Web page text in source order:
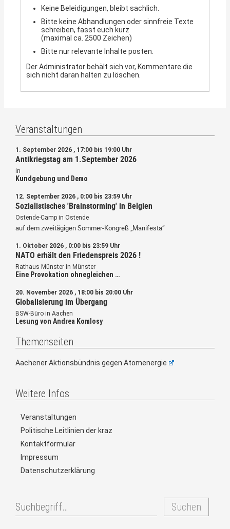
Keine Beleidigungen, bleibt sachlich.
Bitte keine Abhandlungen oder sinnfreie Texte
schreiben, fasst euch kurz
(maximal ca. 2500 Zeichen)
Bitte nur relevante Inhalte posten.
Der Administrator behält sich vor, Kommentare die
sich nicht daran halten zu löschen.
Veranstaltungen
1. September 2026 , 17:00 bis 19:00 Uhr
Antikriegstag am 1.September 2026
in
Kundgebung und Demo
12. September 2026 , 0:00 bis 23:59 Uhr
Sozialistisches 'Brainstorming' in Belgien
Ostende-Camp in Ostende
auf dem zweitägigen Sommer-Kongreß „Manifesta“
1. Oktober 2026 , 0:00 bis 23:59 Uhr
NATO erhält den Friedenspreis 2026 !
Rathaus Münster in Münster
Eine Provokation ohnegleichen …
20. November 2026 , 18:00 bis 20:00 Uhr
Globalisierung im Übergang
BSW-Büro in Aachen
Lesung von Andrea Komlosy
Themenseiten
Aachener Aktionsbündnis gegen Atomenergie
Weitere Infos
Veranstaltungen
Politische Leitlinien der kraz
Kontaktformular
Impressum
Datenschutzerklärung
Suchen